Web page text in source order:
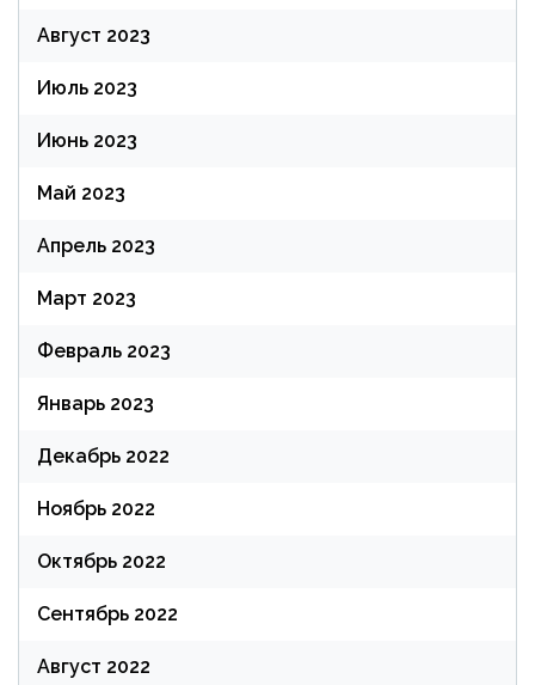
Август 2023
Июль 2023
Июнь 2023
Май 2023
Апрель 2023
Март 2023
Февраль 2023
Январь 2023
Декабрь 2022
Ноябрь 2022
Октябрь 2022
Сентябрь 2022
Август 2022